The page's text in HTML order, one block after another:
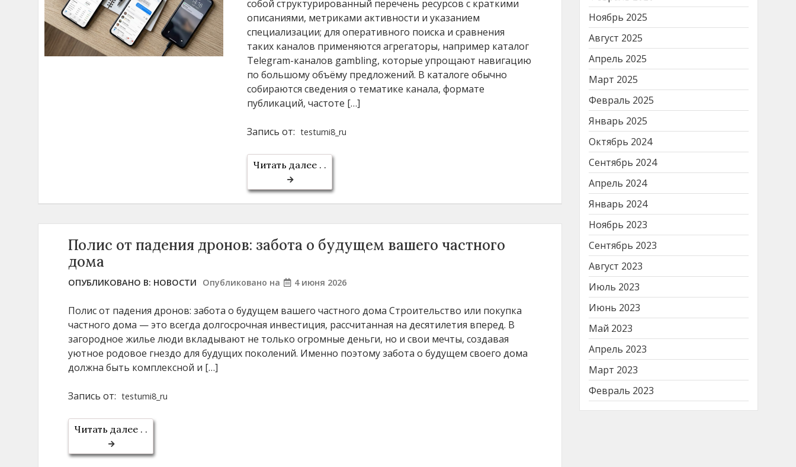
собой структурированный перечень ресурсов с краткими
описаниями, метриками активности и указанием
специализации; для оперативного поиска и сравнения
таких каналов применяются агрегаторы, например каталог
Telegram-каналов gambling, которые упрощают навигацию
по большому объёму предложений. В каталоге обычно
собираются сведения о тематике канала, формате
публикаций, частоте […]
Запись от: testumi8_ru
Читать далее . .
Полис от падения дронов: забота о будущем вашего частного
дома
ОПУБЛИКОВАНО В: НОВОСТИ Опубликовано на 4 июня 2026
Полис от падения дронов: забота о будущем вашего частного дома Строительство или покупка
частного дома — это всегда долгосрочная инвестиция, рассчитанная на десятилетия вперед. В
загородное жилье люди вкладывают не только огромные деньги, но и свои мечты, создавая
уютное родовое гнездо для будущих поколений. Именно поэтому забота о будущем своего дома
должна быть комплексной и […]
Запись от: testumi8_ru
Читать далее . .
Ноябрь 2025
Август 2025
Апрель 2025
Март 2025
Февраль 2025
Январь 2025
Октябрь 2024
Сентябрь 2024
Апрель 2024
Январь 2024
Ноябрь 2023
Сентябрь 2023
Август 2023
Июль 2023
Июнь 2023
Май 2023
Апрель 2023
Март 2023
Февраль 2023